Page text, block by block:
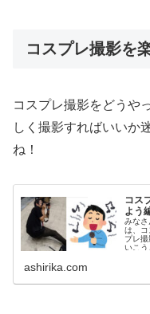
コスプレ撮影を
コスプレ撮影をどうや
しく撮影すればいいか
ね！
コス
よう
みなさ
は、
プレ
いこ
ashirika.com